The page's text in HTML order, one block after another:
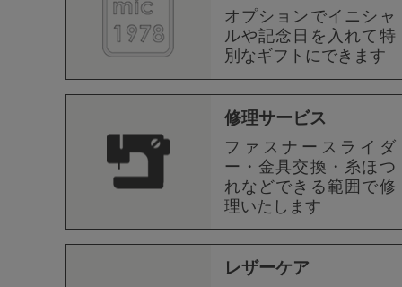
オプションでイニシャ
ルや記念日を入れて特
別なギフトにできます
修理サービス
ファスナースライダ
ー・金具交換・糸ほつ
れなどできる範囲で修
理いたします
レザーケア